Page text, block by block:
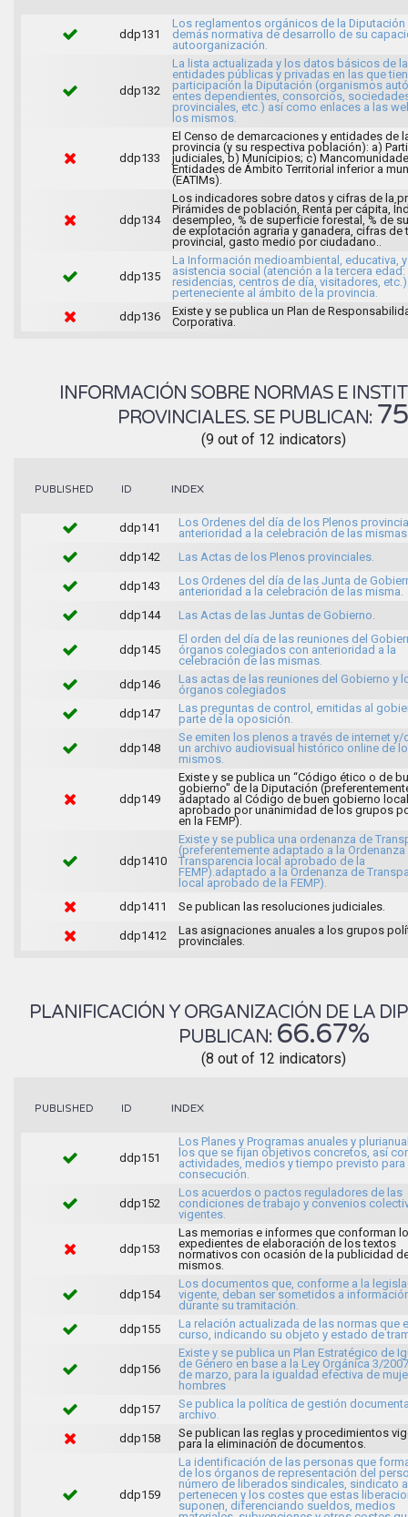
ddp131
Los reglamentos orgánicos de la Diputación
demás normativa de desarrollo de su
autoorganización.
ddp132
La lista actualizada y los datos básicos de
entidades públicas y privadas en las que
participación la Diputación (organismos
entes dependientes, consorcios,
provinciales, etc.) así como enlaces a las
los mismos.
ddp133
El Censo de demarcaciones y entidades de
provincia (y su respectiva población): a)
judiciales, b) Municipios; c)
Entidades de Ámbito Territorial inferior a
(EATIMs).
ddp134
Los indicadores sobre datos y cifras de la
Pirámides de población, Renta per cápita,
desempleo, % de superficie forestal, % de
de explotación agraria y ganadera, cifras de
provincial, gasto medio por ciudadano..
ddp135
La Información medioambiental, educativa,
asistencia social (atención a la tercera edad:
residencias, centros de día, visitadores, etc.)
perteneciente al ámbito de la provincia.
ddp136
Existe y se publica un Plan de
Corporativa.
INFORMACIÓN SOBRE NORMAS E
PROVINCIALES. SE PUBLICAN:
(9 out of 12 indicators)
PUBLISHED ID INDEX
ddp141
Los Ordenes del día de los Plenos
anterioridad a la celebración de las
ddp142
Las Actas de los Plenos provinciales.
ddp143
Los Ordenes del día de las Junta de
anterioridad a la celebración de las misma.
ddp144
Las Actas de las Juntas de Gobierno.
ddp145
El orden del día de las reuniones del
órganos colegiados con anterioridad a la
celebración de las mismas.
ddp146
Las actas de las reuniones del Gobierno y
órganos colegiados
ddp147
Las preguntas de control, emitidas al
parte de la oposición.
ddp148
Se emiten los plenos a través de internet y/
un archivo audiovisual histórico online de
mismos.
ddp149
Existe y se publica un “Código ético o de
gobierno" de la Diputación
adaptado al Código de buen gobierno local
aprobado por unanimidad de los grupos
en la FEMP).
ddp1410
Existe y se publica una ordenanza de
(preferentemente adaptado a la Ordenanza
Transparencia local aprobado de la
FEMP).adaptado a la Ordenanza de
local aprobado de la FEMP).
ddp1411
Se publican las resoluciones judiciales.
ddp1412
Las asignaciones anuales a los grupos
provinciales.
PLANIFICACIÓN Y ORGANIZACIÓN DE LA
PUBLICAN: 66.67%
(8 out of 12 indicators)
PUBLISHED ID INDEX
ddp151
Los Planes y Programas anuales y
los que se fijan objetivos concretos, así
actividades, medios y tiempo previsto para
consecución.
ddp152
Los acuerdos o pactos reguladores de las
condiciones de trabajo y convenios
vigentes.
ddp153
Las memorias e informes que conforman
expedientes de elaboración de los textos
normativos con ocasión de la publicidad
mismos.
ddp154
Los documentos que, conforme a la
vigente, deban ser sometidos a
durante su tramitación.
ddp155
La relación actualizada de las normas que
curso, indicando su objeto y estado de
ddp156
Existe y se publica un Plan Estratégico de
de Género en base a la Ley Orgánica 3/
de marzo, para la igualdad efectiva de
hombres
ddp157
Se publica la política de gestión
archivo.
ddp158
Se publican las reglas y procedimientos
para la eliminación de documentos.
ddp159
La identificación de las personas que
de los órganos de representación del
número de liberados sindicales, sindicato
pertenecen y los costes que estas
suponen, diferenciando sueldos, medios